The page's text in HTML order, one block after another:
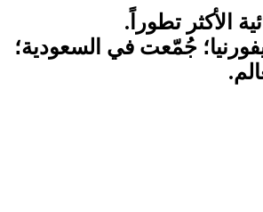
الأكثر تطوراً.
جُمّعت في السعودية؛